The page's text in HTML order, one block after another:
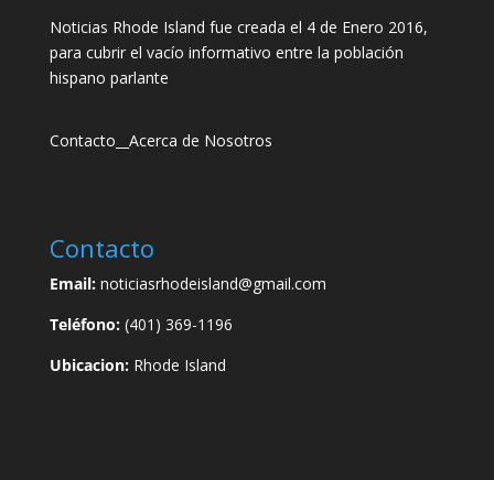
Noticias Rhode Island fue creada el 4 de Enero 2016,
para cubrir el vacío informativo entre la población
hispano parlante
Contacto Acerca de Nosotros
Contacto
Email:noticiasrhodeisland@gmail.com
Teléfono:(401) 369-1196
Ubicacion:Rhode Island